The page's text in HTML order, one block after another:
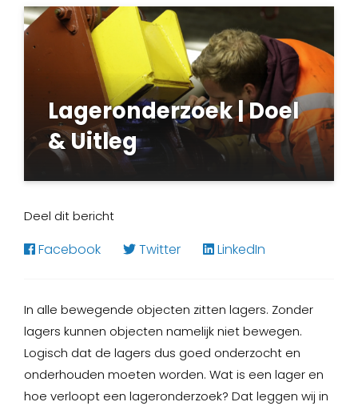
Lageronderzoek | Doel
& Uitleg
Deel dit bericht
Facebook Twitter LinkedIn
In alle bewegende objecten zitten lagers. Zonder
lagers kunnen objecten namelijk niet bewegen.
Logisch dat de lagers dus goed onderzocht en
onderhouden moeten worden. Wat is een lager en
hoe verloopt een lageronderzoek? Dat leggen wij in